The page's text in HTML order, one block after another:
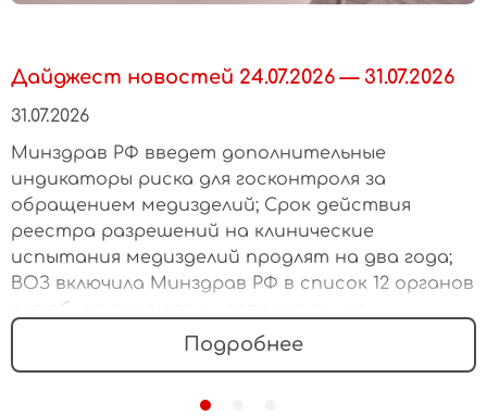
Дайджест новостей 24.07.2026 — 31.07.2026
31.07.2026
Минздрав РФ введет дополнительные
индикаторы риска для госконтроля за
обращением медизделий; Срок действия
реестра разрешений на клинические
испытания медизделий продлят на два года;
ВОЗ включила Минздрав РФ в список 12 органов
для облегчения регулирования рынка
Подробнее